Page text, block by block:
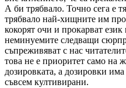
А би трябвало. Точно сега е
трябвало най-хищните им
кокорят очи и прокарват
неминуемите следващи
съпреживяват с нас
това не е приоритет само на
дозировката, а дозировки
съвсем култивирани.